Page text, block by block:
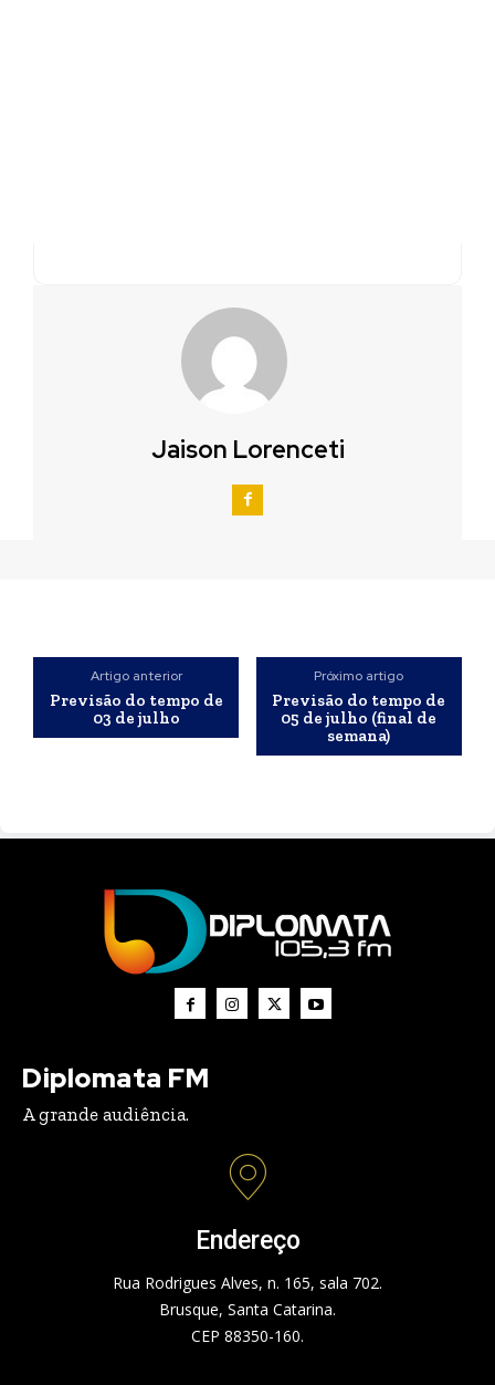
Jaison Lorenceti
Artigo anterior
Previsão do tempo de
03 de julho
Próximo artigo
Previsão do tempo de
05 de julho (final de
semana)
Diplomata FM
A grande audiência.
Endereço
Rua Rodrigues Alves, n. 165, sala 702.
Brusque, Santa Catarina.
CEP 88350-160.